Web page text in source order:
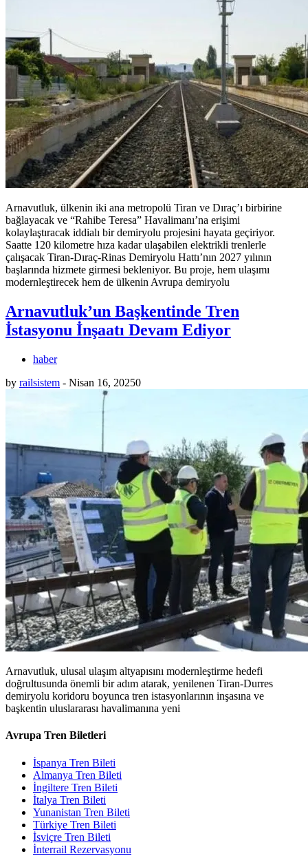
Arnavutluk, ülkenin iki ana metropolü Tiran ve Dıraç’ı birbirine
bağlayacak ve “Rahibe Teresa” Havalimanı’na erişimi
kolaylaştıracak iddialı bir demiryolu projesini hayata geçiriyor.
Saatte 120 kilometre hıza kadar ulaşabilen elektrikli trenlerle
çalışacak Tiran-Dıraç-Rinas Demiryolu Hattı’nın 2027 yılının
başlarında hizmete girmesi bekleniyor. Bu proje, hem ulaşımı
modernleştirecek hem de ülkenin Avrupa demiryolu
Arnavutluk’un Başkentinde Tren
İstasyonu İnşaatı Devam Ediyor
haber
by railsistem - Nisan 16, 20250
Arnavutluk, ulusal ulaşım altyapısını modernleştirme hedefi
doğrultusunda önemli bir adım atarak, yenilenen Tiran-Durres
demiryolu koridoru boyunca tren istasyonlarının inşasına ve
başkentin uluslararası havalimanına yeni
Avrupa Tren Biletleri
İspanya Tren Bileti
Almanya Tren Bileti
İngiltere Tren Bileti
İtalya Tren Bileti
Yunanistan Tren Bileti
Türkiye Tren Bileti
İsviçre Tren Bileti
İnterrail Rezervasyonu